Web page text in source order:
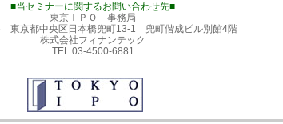
■当セミナーに関するお問い合わせ先■
東京ＩＰＯ 事務局
東京都中央区日本橋兜町13-1 兜町偕成ビル別館4階
株式会社フィナンテック
TEL 03-4500-6881